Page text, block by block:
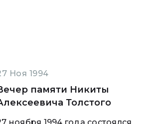
Ноя 1994
памяти Никиты
Толстого